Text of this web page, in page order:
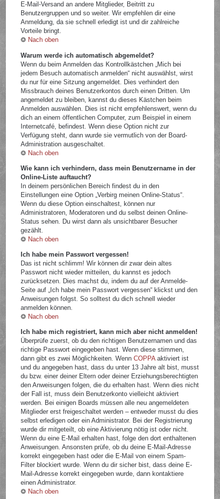
E-Mail-Versand an andere Mitglieder, Beitritt zu
Benutzergruppen und so weiter. Wir empfehlen dir eine
Anmeldung, da sie schnell erledigt ist und dir zahlreiche
Vorteile bringt.
Nach oben
Warum werde ich automatisch abgemeldet?
Wenn du beim Anmelden das Kontrollkästchen „Mich bei
jedem Besuch automatisch anmelden“ nicht auswählst, wirst
du nur für eine Sitzung angemeldet. Dies verhindert den
Missbrauch deines Benutzerkontos durch einen Dritten. Um
angemeldet zu bleiben, kannst du dieses Kästchen beim
Anmelden auswählen. Dies ist nicht empfehlenswert, wenn du
dich an einem öffentlichen Computer, zum Beispiel in einem
Internetcafé, befindest. Wenn diese Option nicht zur
Verfügung steht, dann wurde sie vermutlich von der Board-
Administration ausgeschaltet.
Nach oben
Wie kann ich verhindern, dass mein Benutzername in der
Online-Liste auftaucht?
In deinem persönlichen Bereich findest du in den
Einstellungen eine Option „Verbirg meinen Online-Status“.
Wenn du diese Option einschaltest, können nur
Administratoren, Moderatoren und du selbst deinen Online-
Status sehen. Du wirst dann als unsichtbarer Besucher
gezählt.
Nach oben
Ich habe mein Passwort vergessen!
Das ist nicht schlimm! Wir können dir zwar dein altes
Passwort nicht wieder mitteilen, du kannst es jedoch
zurücksetzen. Dies machst du, indem du auf der Anmelde-
Seite auf „Ich habe mein Passwort vergessen“ klickst und den
Anweisungen folgst. So solltest du dich schnell wieder
anmelden können.
Nach oben
Ich habe mich registriert, kann mich aber nicht anmelden!
Überprüfe zuerst, ob du den richtigen Benutzernamen und das
richtige Passwort eingegeben hast. Wenn diese stimmen,
dann gibt es zwei Möglichkeiten. WennCOPPAaktiviert ist
und du angegeben hast, dass du unter 13 Jahre alt bist, musst
du bzw. einer deiner Eltern oder deiner Erziehungsberechtigten
den Anweisungen folgen, die du erhalten hast. Wenn dies nicht
der Fall ist, muss dein Benutzerkonto vielleicht aktiviert
werden. Bei einigen Boards müssen alle neu angemeldeten
Mitglieder erst freigeschaltet werden – entweder musst du dies
selbst erledigen oder ein Administrator. Bei der Registrierung
wurde dir mitgeteilt, ob eine Aktivierung nötig ist oder nicht.
Wenn du eine E-Mail erhalten hast, folge den dort enthaltenen
Anweisungen. Ansonsten prüfe, ob du deine E-Mail-Adresse
korrekt eingegeben hast oder die E-Mail von einem Spam-
Filter blockiert wurde. Wenn du dir sicher bist, dass deine E-
Mail-Adresse korrekt eingegeben wurde, dann kontaktiere
einen Administrator.
Nach oben